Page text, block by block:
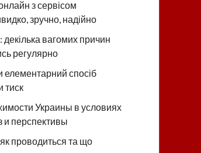
з сервісом
зручно, надійно
вагомих причин
регулярно
елементарний спосіб
тиск
Украины в условиях
и перспективы
проводиться та що